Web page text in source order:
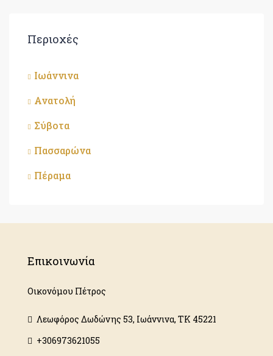
Περιοχές
Ιωάννινα
Ανατολή
Σύβοτα
Πασσαρώνα
Πέραμα
Επικοινωνία
Οικονόμου Πέτρος
Λεωφόρος Δωδώνης 53, Ιωάννινα, ΤΚ 45221
+306973621055